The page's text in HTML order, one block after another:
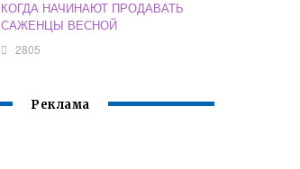
КОГДА НАЧИНАЮТ ПРОДАВАТЬ
САЖЕНЦЫ ВЕСНОЙ
2805
Реклама